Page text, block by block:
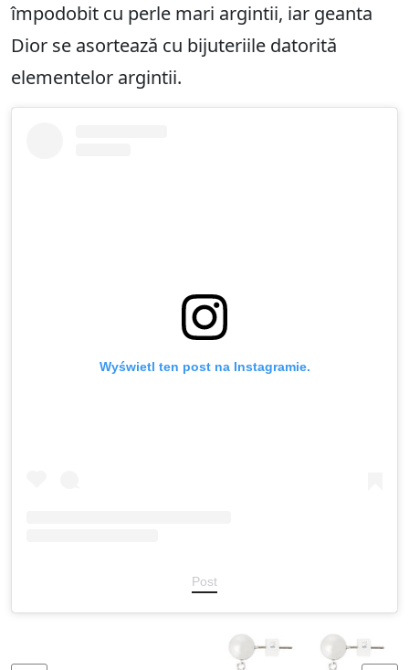
împodobit cu perle mari argintii, iar geanta
Dior se asortează cu bijuteriile datorită
elementelor argintii.
Wyświetl ten post na Instagramie.
Post